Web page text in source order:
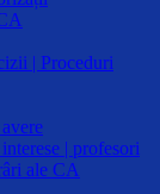
| Proceduri
| profesori
ale CA